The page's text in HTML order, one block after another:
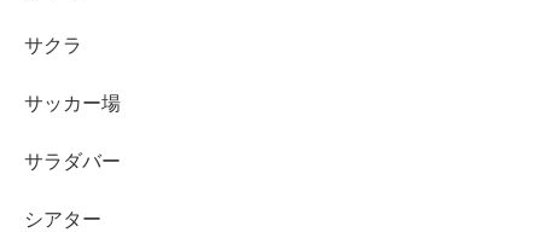
サクラ
サッカー場
サラダバー
シアター